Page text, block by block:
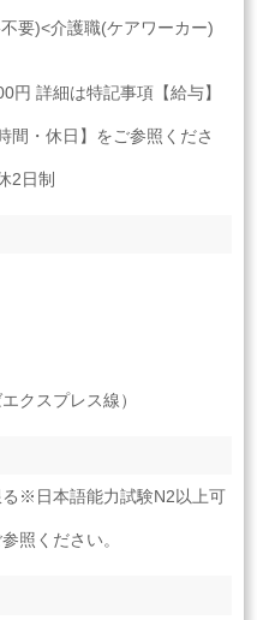
要)<介護職(ケアワーカー)
詳細は特記事項【給与】
間・休日】をご参照くださ
2日制
クスプレス線）
※日本語能力試験N2以上可
照ください。